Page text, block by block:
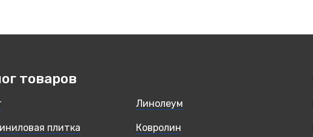
товаров
Линолеум
плитка Ковролин